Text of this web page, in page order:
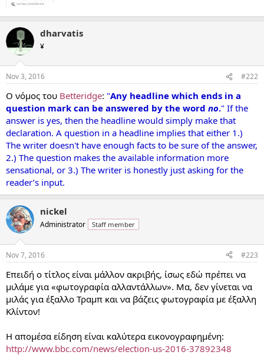
dharvatis
¥
Nov 3, 2016 #222
Ο νόμος του Betteridge: "Any headline which ends in a
question mark can be answered by the word no." If the
answer is yes, then the headline would simply make that
declaration. A question in a headline implies that either 1.)
The writer doesn't have enough facts to be sure of the answer,
2.) The question makes the available information more
sensational, or 3.) The writer is honestly just asking for the
reader’s input.
nickel
Administrator Staff member
Nov 7, 2016 #223
Επειδή ο τίτλος είναι μάλλον ακριβής, ίσως εδώ πρέπει να
μιλάμε για «φωτογραφία αλλαντάλλων». Μα, δεν γίνεται να
μιλάς για έξαλλο Τραμπ και να βάζεις φωτογραφία με έξαλλη
Κλίντον!
Η απομέσα είδηση είναι καλύτερα εικονογραφημένη:
http://www.bbc.com/news/election-us-2016-37892348